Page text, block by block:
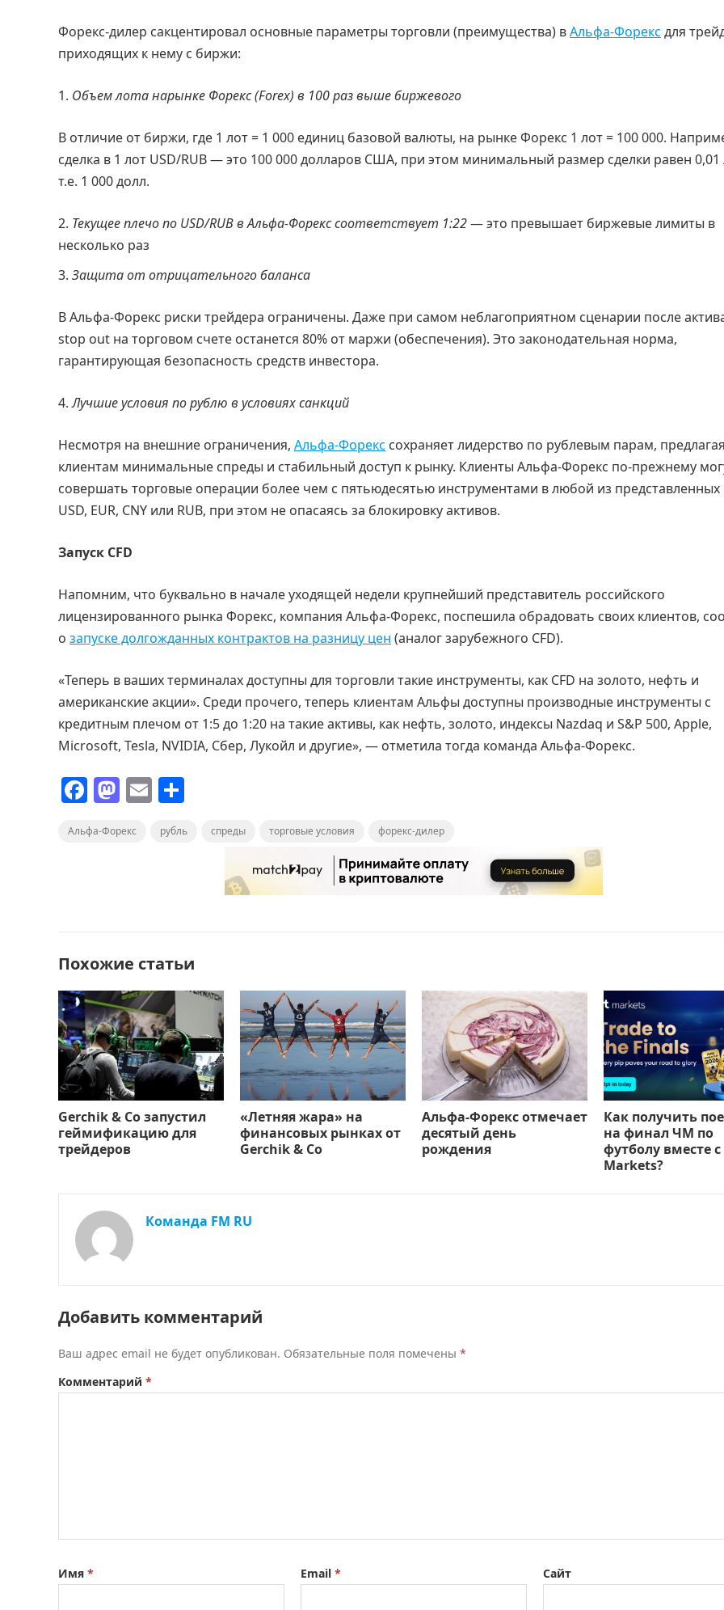
Форекс-дилер сакцентировал основные параметры торговли (преимущества) вАльфа-Форекс для
приходящих к нему с биржи:
Объем лота нарынке Форекс (Forex) в 100 раз выше биржевого
В отличие от биржи, где 1 лот = 1 000 единиц базовой валюты, на рынке Форекс 1 лот = 100 000.
сделка в 1 лот USD/RUB — это 100 000 долларов США, при этом минимальный размер сделки равен 0,01
т.е. 1 000 долл.
Текущее плечо по USD/RUB в Альфа-Форекс соответствует 1:22— это превышает биржевые лимиты в
несколько раз
Защита от отрицательного баланса
В Альфа-Форекс риски трейдера ограничены. Даже при самом неблагоприятном сценарии после
stop out на торговом счете останется 80% от маржи (обеспечения). Это законодательная норма,
гарантирующая безопасность средств инвестора.
Лучшие условия по рублю в условиях санкций
Несмотря на внешние ограничения, Альфа-Форекс сохраняет лидерство по рублевым парам, предлагая
клиентам минимальные спреды и стабильный доступ к рынку. Клиенты Альфа-Форекс по-прежнему
совершать торговые операции более чем с пятьюдесятью инструментами в любой из представленных
USD, EUR, CNY или RUB, при этом не опасаясь за блокировку активов.
Запуск CFD
Напомним, что буквально в начале уходящей недели крупнейший представитель российского
лицензированного рынка Форекс, компания Альфа-Форекс, поспешила обрадовать своих клиентов,
о запуске долгожданных контрактов на разницу цен (аналог зарубежного CFD).
«Теперь в ваших терминалах доступны для торговли такие инструменты, как CFD на золото, нефть и
американские акции». Среди прочего, теперь клиентам Альфы доступны производные инструменты с
кредитным плечом от 1:5 до 1:20 на такие активы, как нефть, золото, индексы Nazdaq и S&P 500, Apple,
Microsoft, Tesla, NVIDIA, Сбер, Лукойл и другие», — отметила тогда команда Альфа-Форекс.
F
c
k
M
st
E
ai п
т
ь
Альфа-Форекс рубль спреды торговые условия форекс-дилер
Похожие статьи
Gerchik & Co запустил
геймификацию для
трейдеров
«Летняя жара» на
финансовых рынках от
Gerchik & Co
Альфа-Форекс отмечает
десятый день
рождения
Как получить
на финал ЧМ по
футболу вместе с
Markets?
Команда FM RU
Добавить комментарий
Ваш адрес email не будет опубликован. Обязательные поля помечены *
Комментарий *
Имя * Email * Сайт